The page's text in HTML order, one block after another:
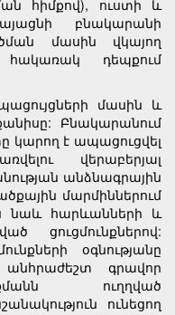
հիմքով), ուստի և
բնակարանի
մասին վկայող
հակառակ դեպքում
մասին և
Բնակարանում
կարող է ապացուցվել
վերաբերյալ
անձնագրային
մարմիններում
նաև հարևանների և
ցուցմունքներով:
օգնությանը
գրավոր
ուղղված
ունեցող